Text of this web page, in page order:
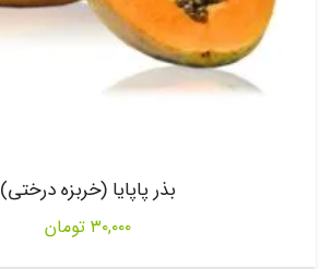
بذر پاپایا (خربزه درختی)
۳۰,۰۰۰ تومان